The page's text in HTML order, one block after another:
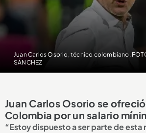
Juan Carlos Osorio, técnico colombiano.
SÁNCHEZ
Juan Carlos Osorio se
Colombia por un salario
“Estoy dispuesto a ser parte de esta